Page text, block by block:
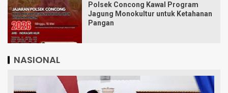
Polsek Concong Kawal Program
Jagung Monokultur untuk Ketahanan
Pangan
NASIONAL